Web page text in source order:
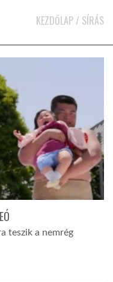
KEZDŐLAP / SÍRÁS
teszik a nemrég